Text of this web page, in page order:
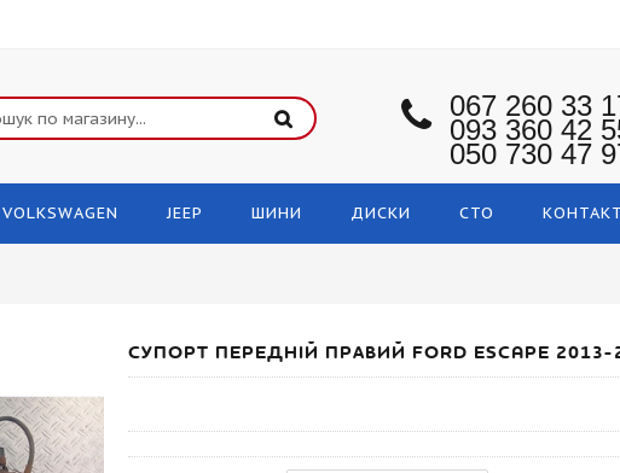
067 260 33
093 360 42
050 730 47
VOLKSWAGEN JEEP ШИНИ ДИСКИ СТО
СУПОРТ ПЕРЕДНІЙ ПРАВИЙ FORD ESCAPE 2013-